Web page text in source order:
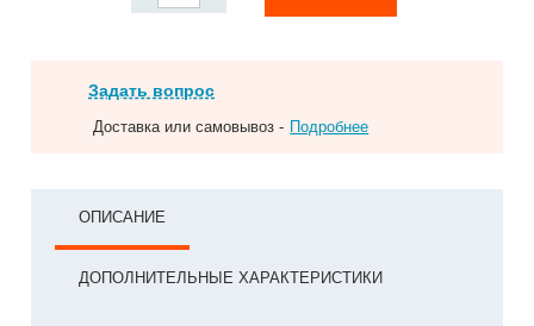
Задать вопрос
Доставка или самовывоз - Подробнее
ОПИСАНИЕ
ДОПОЛНИТЕЛЬНЫЕ ХАРАКТЕРИСТИКИ